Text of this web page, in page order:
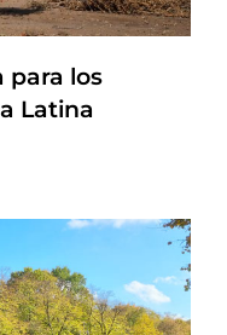
para los
Latina